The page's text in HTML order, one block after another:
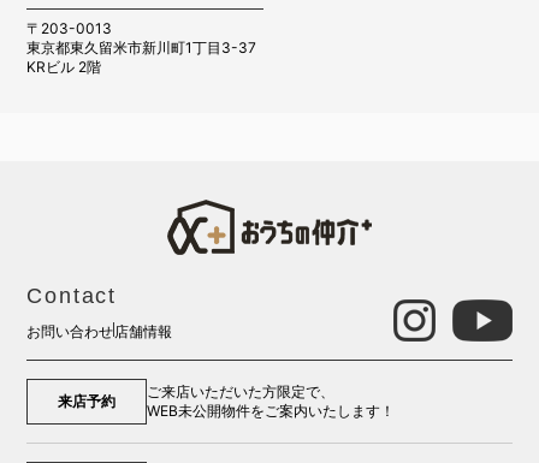
〒203-0013
東京都東久留米市新川町1丁目3-37
KRビル 2階
Contact
お問い合わせ 店舗情報
来店予約
ご来店いただいた方限定で、
WEB未公開物件をご案内いたします！